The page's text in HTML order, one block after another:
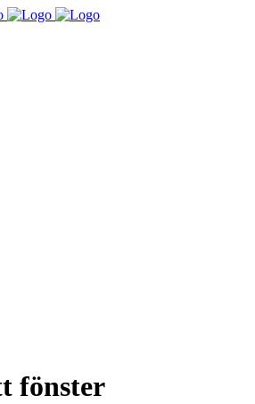
fönster